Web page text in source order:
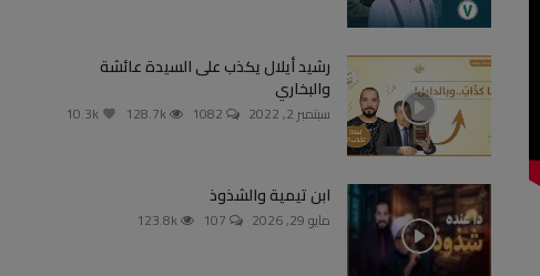
رشيد أيلال يكذب على السيدة عائشة
والبخاري
سبتمبر 2, 2022 1082
128.7k
ابن تيمية والشذوذ
مايو 29, 2026 107
123.8k